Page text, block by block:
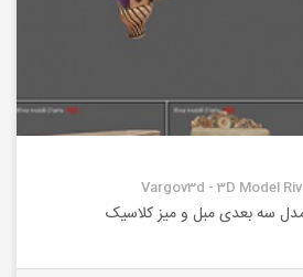
Vargov3d - 3D Model
مدل سه بعدی مبل و میز کلاسیک